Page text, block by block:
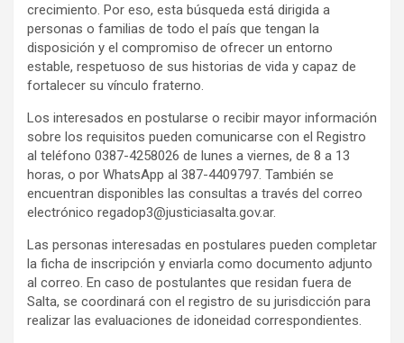
crecimiento. Por eso, esta búsqueda está dirigida a
personas o familias de todo el país que tengan la
disposición y el compromiso de ofrecer un entorno
estable, respetuoso de sus historias de vida y capaz de
fortalecer su vínculo fraterno.
Los interesados en postularse o recibir mayor información
sobre los requisitos pueden comunicarse con el Registro
al teléfono 0387-4258026 de lunes a viernes, de 8 a 13
horas, o por WhatsApp al 387-4409797. También se
encuentran disponibles las consultas a través del correo
electrónico regadop3@justiciasalta.gov.ar.
Las personas interesadas en postulares pueden completar
la ficha de inscripción y enviarla como documento adjunto
al correo. En caso de postulantes que residan fuera de
Salta, se coordinará con el registro de su jurisdicción para
realizar las evaluaciones de idoneidad correspondientes.